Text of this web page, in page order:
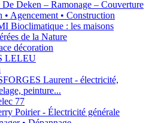
Deken – Ramonage – Couverture
• Agencement • Construction
Bioclimatique : les maisons
de la Nature
décoration
LELEU
Laurent - électricité,
peinture...
77
Poirier - Électricité générale